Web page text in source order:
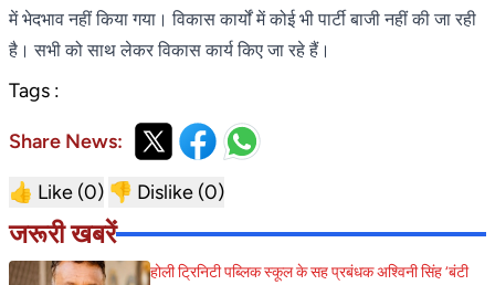
में भेदभाव नहीं किया गया। विकास कार्यों में कोई भी पार्टी बाजी नहीं की जा रही
है। सभी को साथ लेकर विकास कार्य किए जा रहे हैं।
Tags :
Share News:
👍 Like (0) 👎 Dislike (0)
जरूरी खबरें
होली ट्रिनिटी पब्लिक स्कूल के सह प्रबंधक अश्विनी सिंह ‘बंटी